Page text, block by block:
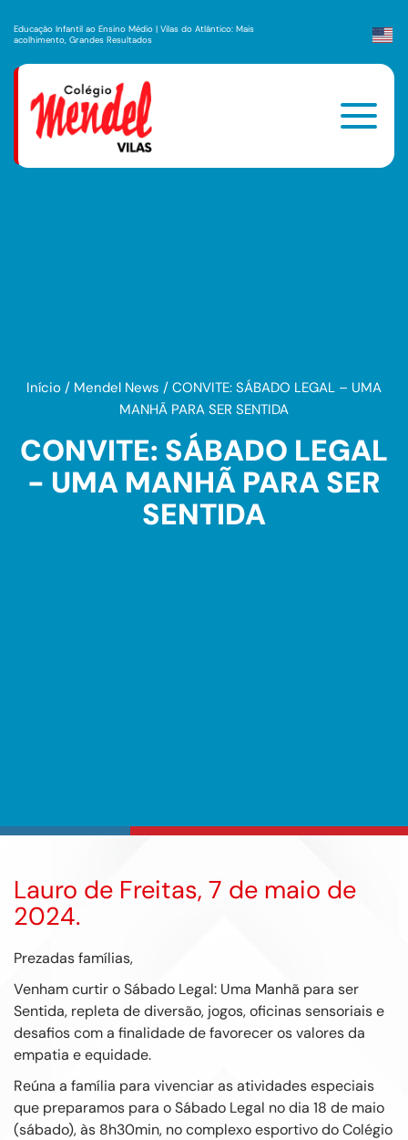
Educação Infantil ao Ensino Médio | Vilas do Atlântico: Mais
acolhimento, Grandes Resultados
Início / Mendel News / CONVITE: SÁBADO LEGAL – UMA
MANHÃ PARA SER SENTIDA
CONVITE: SÁBADO LEGAL
- UMA MANHÃ PARA SER
SENTIDA
Lauro de Freitas, 7 de maio de
2024.
Prezadas famílias,
Venham curtir o Sábado Legal: Uma Manhã para ser
Sentida, repleta de diversão, jogos, oficinas sensoriais e
desafios com a finalidade de favorecer os valores da
empatia e equidade.
Reúna a família para vivenciar as atividades especiais
que preparamos para o Sábado Legal no dia 18 de maio
(sábado), às 8h30min, no complexo esportivo do Colégio